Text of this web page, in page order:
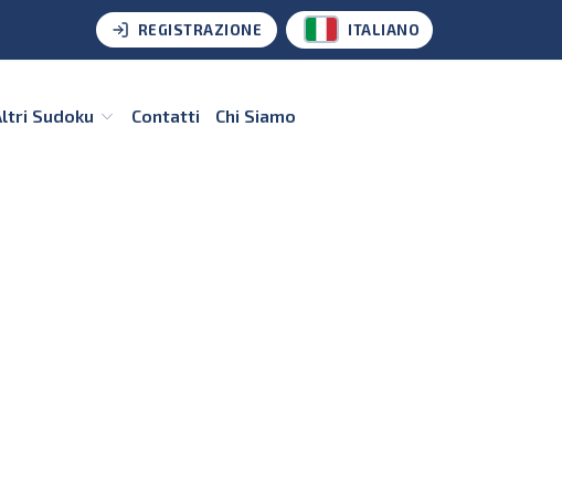
REGISTRAZIONE ITALIANO
Altri Sudoku Contatti Chi Siamo